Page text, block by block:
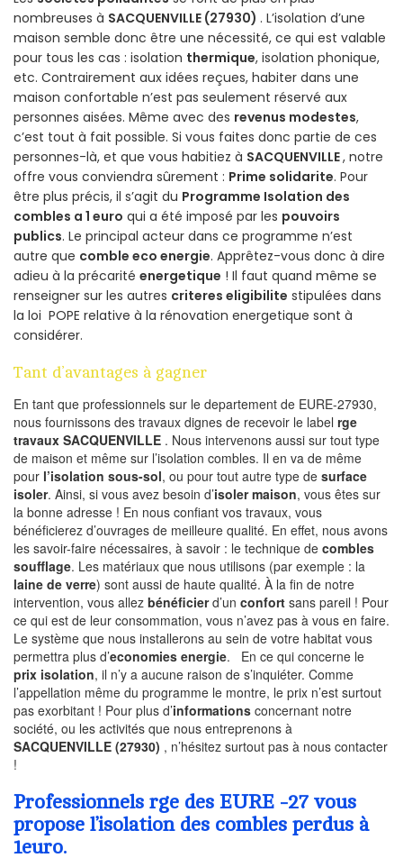
nombreuses à SACQUENVILLE (27930) . L’isolation d’une
maison semble donc être une nécessité, ce qui est valable
pour tous les cas : isolation thermique, isolation phonique,
etc. Contrairement aux idées reçues, habiter dans une
maison confortable n’est pas seulement réservé aux
personnes aisées. Même avec des revenus modestes,
c’est tout à fait possible. Si vous faites donc partie de ces
personnes-là, et que vous habitiez à SACQUENVILLE, notre
offre vous conviendra sûrement : Prime solidarite. Pour
être plus précis, il s’agit du Programme Isolation des
combles a 1 euro qui a été imposé par les pouvoirs
publics. Le principal acteur dans ce programme n’est
autre que comble eco energie. Apprêtez-vous donc à dire
adieu à la précarité energetique ! Il faut quand même se
renseigner sur les autres criteres eligibilite stipulées dans
la loi POPE relative à la rénovation energetique sont à
considérer.
Tant d’avantages à gagner
En tant que professionnels sur le departement de EURE-27930,
nous fournissons des travaux dignes de recevoir le label rge
travaux SACQUENVILLE . Nous intervenons aussi sur tout type
de maison et même sur l’isolation combles. Il en va de même
pour l’isolation sous-sol, ou pour tout autre type de surface
isoler. Ainsi, si vous avez besoin d’isoler maison, vous êtes sur
la bonne adresse ! En nous confiant vos travaux, vous
bénéficierez d’ouvrages de meilleure qualité. En effet, nous avons
les savoir-faire nécessaires, à savoir : le technique de combles
soufflage. Les matériaux que nous utilisons (par exemple : la
laine de verre) sont aussi de haute qualité. À la fin de notre
intervention, vous allez bénéficierd’un confort sans pareil ! Pour
ce qui est de leur consommation, vous n’avez pas à vous en faire.
Le système que nous installerons au sein de votre habitat vous
permettra plus d’economies energie. En ce qui concerne le
prix isolation, il n’y a aucune raison de s’inquiéter. Comme
l’appellation même du programme le montre, le prix n’est surtout
pas exorbitant ! Pour plus d’informations concernant notre
société, ou les activités que nous entreprenons à
SACQUENVILLE (27930) , n’hésitez surtout pas à nous contacter
!
Professionnels rge des EURE -27 vous
propose l’isolation des combles perdus à
1euro.